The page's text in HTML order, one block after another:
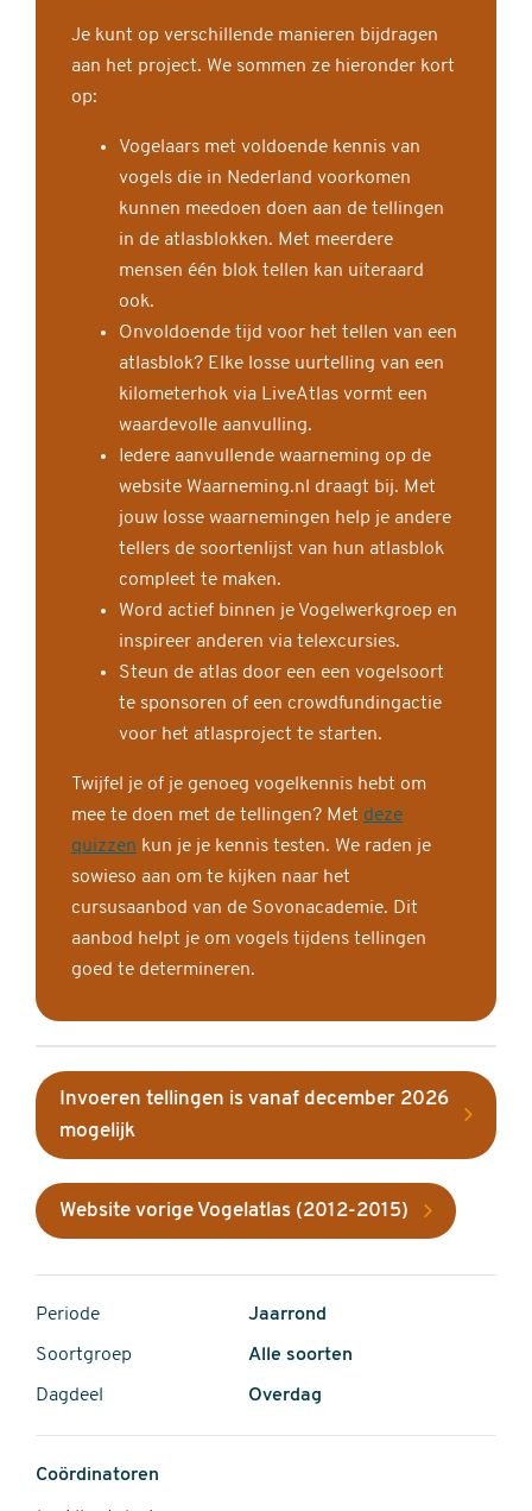
Je kunt op verschillende manieren bijdragen
aan het project. We sommen ze hieronder kort
op:
Vogelaars met voldoende kennis van
vogels die in Nederland voorkomen
kunnen meedoen doen aan de tellingen
in de atlasblokken. Met meerdere
mensen één blok tellen kan uiteraard
ook.
Onvoldoende tijd voor het tellen van een
atlasblok? Elke losse uurtelling van een
kilometerhok via LiveAtlas vormt een
waardevolle aanvulling.
Iedere aanvullende waarneming op de
website Waarneming.nl draagt bij. Met
jouw losse waarnemingen help je andere
tellers de soortenlijst van hun atlasblok
compleet te maken.
Word actief binnen je Vogelwerkgroep en
inspireer anderen via telexcursies.
Steun de atlas door een een vogelsoort
te sponsoren of een crowdfundingactie
voor het atlasproject te starten.
Twijfel je of je genoeg vogelkennis hebt om
mee te doen met de tellingen? Met deze
quizzen kun je je kennis testen. We raden je
sowieso aan om te kijken naar het
cursusaanbod van de Sovonacademie. Dit
aanbod helpt je om vogels tijdens tellingen
goed te determineren.
Invoeren tellingen is vanaf december 2026
mogelijk
Website vorige Vogelatlas (2012-2015)
Periode Jaarrond
Soortgroep Alle soorten
Dagdeel Overdag
Coördinatoren